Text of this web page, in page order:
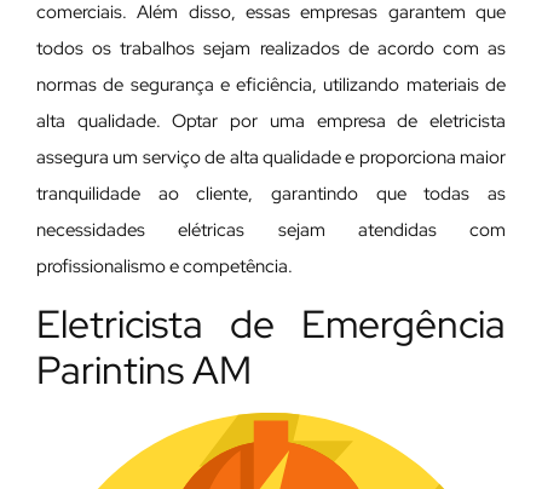
comerciais. Além disso, essas empresas garantem que
todos os trabalhos sejam realizados de acordo com as
normas de segurança e eficiência, utilizando materiais de
alta qualidade. Optar por uma empresa de eletricista
assegura um serviço de alta qualidade e proporciona maior
tranquilidade ao cliente, garantindo que todas as
necessidades elétricas sejam atendidas com
profissionalismo e competência.
Eletricista de Emergência
Parintins AM